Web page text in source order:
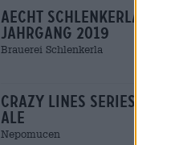
aecht schlenkerla
jahrgang 2019
Brauerei Schlenkerla
crazy lines series
ale
Nepomucen